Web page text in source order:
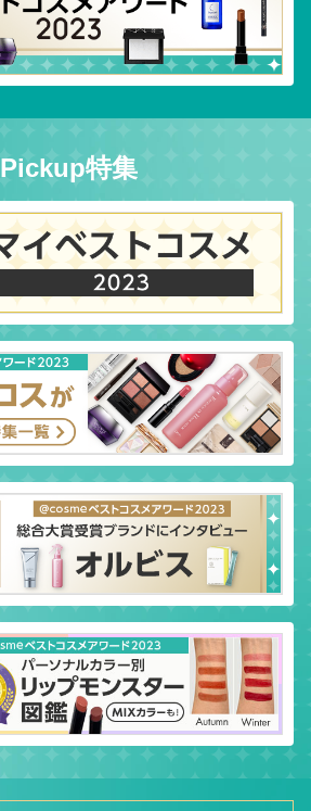
Pickup特集